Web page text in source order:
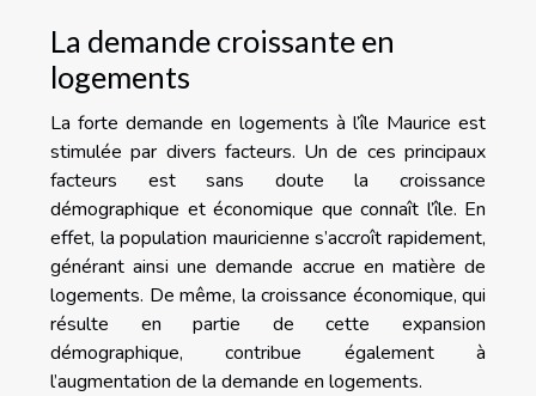
La demande croissante en
logements
La forte demande en logements à l’île Maurice est
stimulée par divers facteurs. Un de ces principaux
facteurs est sans doute la croissance
démographique et économique que connaît l’île. En
effet, la population mauricienne s’accroît rapidement,
générant ainsi une demande accrue en matière de
logements. De même, la croissance économique, qui
résulte en partie de cette expansion
démographique, contribue également à
l’augmentation de la demande en logements.